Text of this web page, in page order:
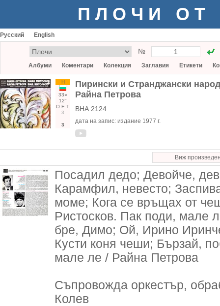
ПЛОЧИ ОТ
Русский English
№
Албуми Коментари Колекция Заглавия Етикети
Н
33○
12"
О Е Т
3
3
Пирински и Странджански
Райна Петрова
ВНА 2124
дата на запис: издание 1977 г.
Виж
Посадил дедо; Девойче,
Карамфил, невесто;
моме; Кога се връщах от
Ристосков. Пак поди, мале
бре, Димо; Ой, Ирино
Кусти коня чеши; Бързай,
мале ле / Райна Петрова
Съпровожда оркестър,
Колев